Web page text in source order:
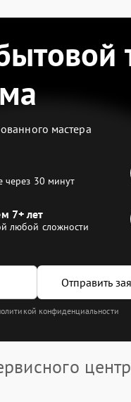
мастера
через 30 минут
7+ лет
любой сложности
Отправить
конфиденциальности